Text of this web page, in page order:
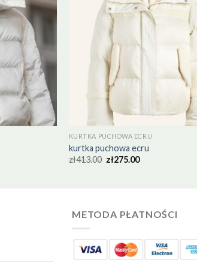
KURTKA PUCHOWA ECRU
kurtka puchowa ecru
zł413.00 zł275.00
METODA PŁATNOŚCI